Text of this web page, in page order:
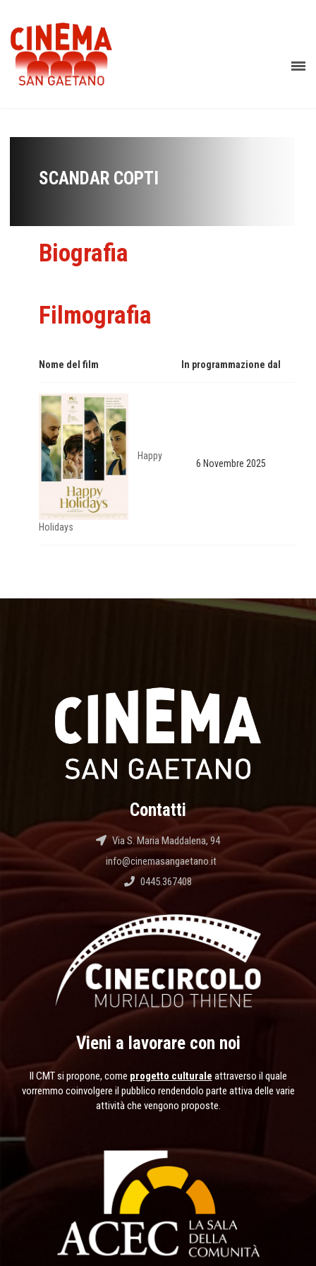
SCANDAR COPTI
Biografia
Filmografia
Nome del film In programmazione dal
Happy
Holidays
6 Novembre 2025
Contatti
Via S. Maria Maddalena, 94
info@cinemasangaetano.it
0445.367408
Vieni a lavorare con noi
Il CMT si propone, come progetto culturale attraverso il quale
vorremmo coinvolgere il pubblico rendendolo parte attiva delle varie
attività che vengono proposte.